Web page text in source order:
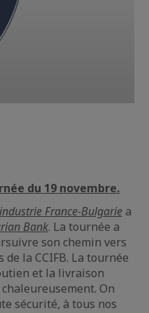
du 19 novembre.
France-Bulgariea
Bank. La tournée a
son chemin vers
la CCIFB. La tournée
et la livraison
On
sécurité, à tous nos